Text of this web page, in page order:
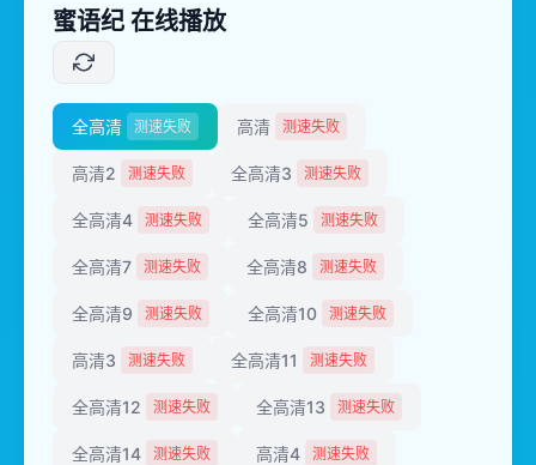
蜜语纪 在线播放
全高清 测速失败 高清 测速失败
高清2 测速失败 全高清3 测速失败
全高清4 测速失败 全高清5 测速失败
全高清7 测速失败 全高清8 测速失败
全高清9 测速失败 全高清10 测速失败
高清3 测速失败 全高清11 测速失败
全高清12 测速失败 全高清13 测速失败
全高清14 测速失败 高清4 测速失败